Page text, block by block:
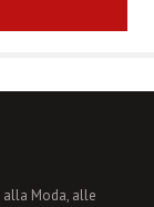
alla Moda, alle